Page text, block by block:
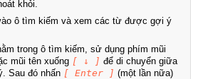
khỏi.
ô tìm kiếm và xem các từ được gợi ý
trong ô tìm kiếm, sử dụng phím mũi
mũi tên xuống [ ↓ ] để di chuyển giữa
Sau đó nhấn [ Enter ] (một lần nữa)